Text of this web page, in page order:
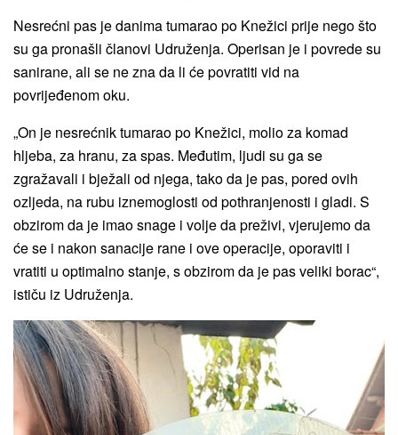
Nesrećni pas je danima tumarao po Knežici prije nego što
su ga pronašli članovi Udruženja. Operisan je i povrede su
sanirane, ali se ne zna da li će povratiti vid na
povrijeđenom oku.
„On je nesrećnik tumarao po Knežici, molio za komad
hljeba, za hranu, za spas. Međutim, ljudi su ga se
zgražavali i bježali od njega, tako da je pas, pored ovih
ozljeda, na rubu iznemoglosti od pothranjenosti i gladi. S
obzirom da je imao snage i volje da preživi, vjerujemo da
će se i nakon sanacije rane i ove operacije, oporaviti i
vratiti u optimalno stanje, s obzirom da je pas veliki borac“,
ističu iz Udruženja.